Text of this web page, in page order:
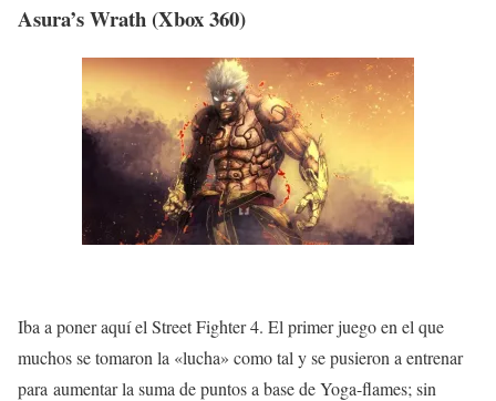
Asura’s Wrath (Xbox 360)
Iba a poner aquí el Street Fighter 4. El primer juego en el que
muchos se tomaron la «lucha» como tal y se pusieron a entrenar
para aumentarla suma de puntos a base de Yoga-flames; sin